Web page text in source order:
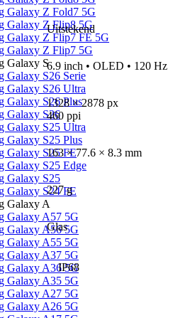
Galaxy Z Fold7 5G
Galaxy Z Flip8 5G
Galaxy Z Flip7 FE 5G
Galaxy Z Flip7 5G
Galaxy S
Galaxy S26 Serie
Galaxy S26 Ultra
Galaxy S26 Plus
Galaxy S26
Galaxy S25 Ultra
Galaxy S25 Plus
Galaxy S25 FE
Galaxy S25 Edge
Galaxy S25
Galaxy S24 FE
Galaxy A
Galaxy A57 5G
Galaxy A56 5G
Galaxy A55 5G
Galaxy A37 5G
Galaxy A36 5G
Galaxy A35 5G
Galaxy A27 5G
Galaxy A26 5G
Uitstekend
6.9 inch • OLED • 120 Hz
1328 × 2878 px
460 ppi
163 × 77.6 × 8.3 mm
227 g
Glas
IP68